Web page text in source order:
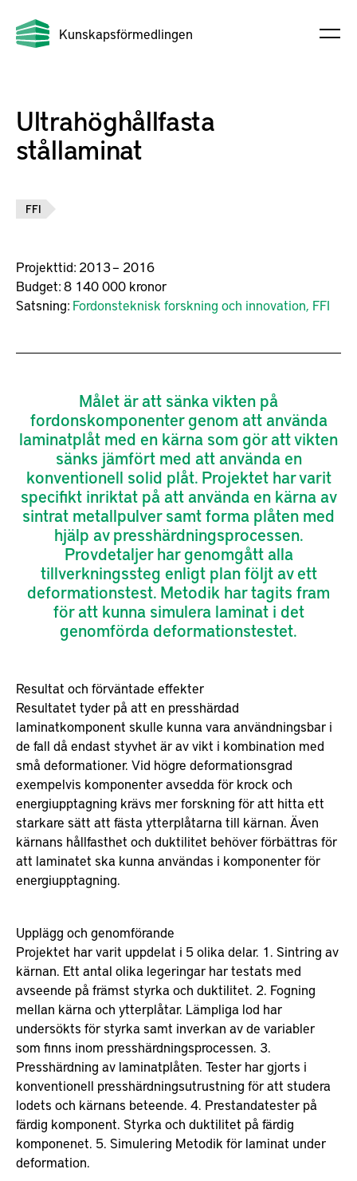
Kunskapsförmedlingen
Ultrahöghållfasta
stållaminat
FFI
Projekttid: 2013 – 2016
Budget:8 140 000 kronor
Satsning: Fordonsteknisk forskning och innovation, FFI
Målet är att sänka vikten på
fordonskomponenter genom att använda
laminatplåt med en kärna som gör att vikten
sänks jämfört med att använda en
konventionell solid plåt. Projektet har varit
specifikt inriktat på att använda en kärna av
sintrat metallpulver samt forma plåten med
hjälp av presshärdningsprocessen.
Provdetaljer har genomgått alla
tillverkningssteg enligt plan följt av ett
deformationstest. Metodik har tagits fram
för att kunna simulera laminat i det
genomförda deformationstestet.
Resultat och förväntade effekter
Resultatet tyder på att en presshärdad
laminatkomponent skulle kunna vara användningsbar i
de fall då endast styvhet är av vikt i kombination med
små deformationer. Vid högre deformationsgrad
exempelvis komponenter avsedda för krock och
energiupptagning krävs mer forskning för att hitta ett
starkare sätt att fästa ytterplåtarna till kärnan. Även
kärnans hållfasthet och duktilitet behöver förbättras för
att laminatet ska kunna användas i komponenter för
energiupptagning.
Upplägg och genomförande
Projektet har varit uppdelat i 5 olika delar. 1. Sintring av
kärnan. Ett antal olika legeringar har testats med
avseende på främst styrka och duktilitet. 2. Fogning
mellan kärna och ytterplåtar. Lämpliga lod har
undersökts för styrka samt inverkan av de variabler
som finns inom presshärdningsprocessen. 3.
Presshärdning av laminatplåten. Tester har gjorts i
konventionell presshärdningsutrustning för att studera
lodets och kärnans beteende. 4. Prestandatester på
färdig komponent. Styrka och duktilitet på färdig
komponenet. 5. Simulering Metodik för laminat under
deformation.